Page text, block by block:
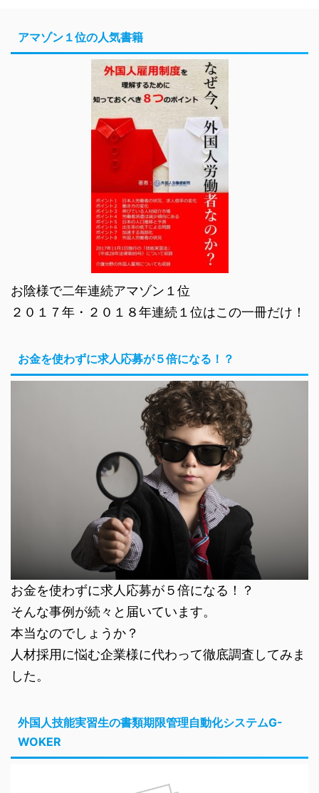
アマゾン１位の人気書籍
お陰様で二年連続アマゾン１位
２０１７年・２０１８年連続１位はこの一冊だけ！
お金を使わずに求人応募が５倍になる！？
お金を使わずに求人応募が５倍になる！？
そんな事例が続々と届いています。
本当なのでしょうか？
人材採用に悩む企業様に代わって徹底調査してみま
した。
外国人技能実習生の書類期限管理自動化システムG-
WOKER